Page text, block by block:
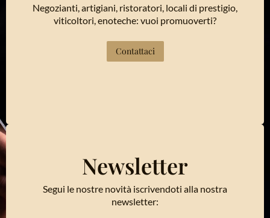
Negozianti, artigiani, ristoratori, locali di prestigio,
viticoltori, enoteche: vuoi promuoverti?
Contattaci
Newsletter
Segui le nostre novità iscrivendoti alla nostra
newsletter: